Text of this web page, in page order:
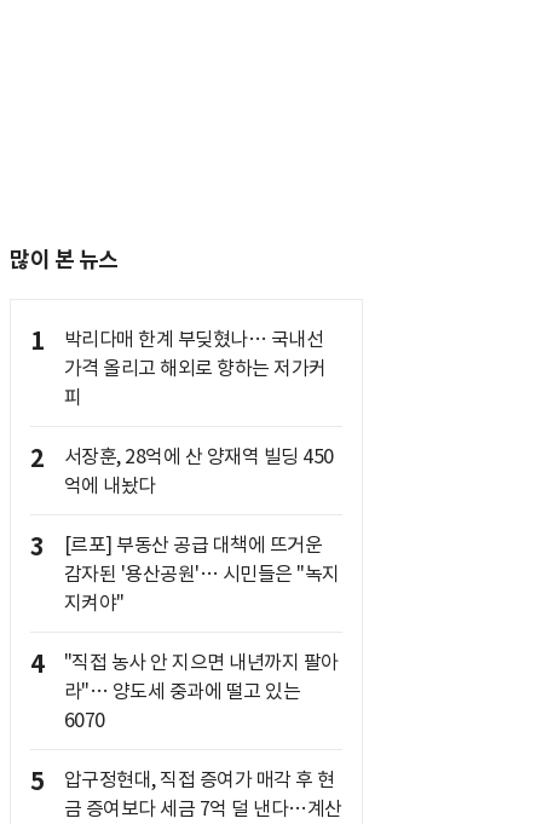
많이 본 뉴스
1
박리다매 한계 부딪혔나… 국내선
가격 올리고 해외로 향하는 저가커
피
2
서장훈, 28억에 산 양재역 빌딩 450
억에 내놨다
3
[르포] 부동산 공급 대책에 뜨거운
감자된 '용산공원'… 시민들은 "녹지
지켜야"
4
"직접 농사 안 지으면 내년까지 팔아
라"… 양도세 중과에 떨고 있는
6070
5
압구정현대, 직접 증여가 매각 후 현
금 증여보다 세금 7억 덜 낸다…계산